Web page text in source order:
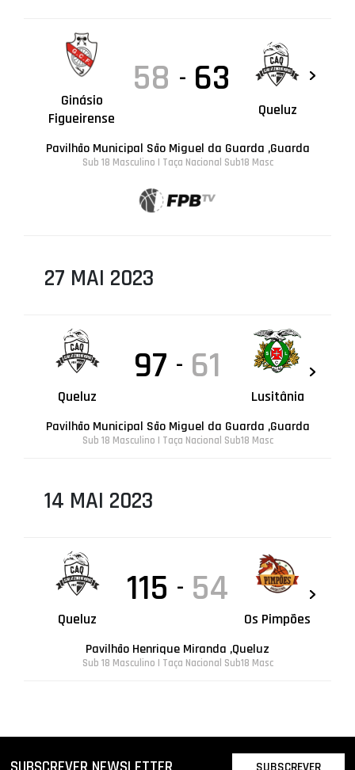
Ginásio
Figueirense
58 - 63
Queluz
Pavilhão Municipal São Miguel da Guarda ,Guarda
Sub 18 Masculino | Taça Nacional Sub18 Masc
27 MAI 2023
Queluz
97 - 61
Lusitânia
Pavilhão Municipal São Miguel da Guarda ,Guarda
Sub 18 Masculino | Taça Nacional Sub18 Masc
14 MAI 2023
Queluz
115 - 54
Os Pimpões
Pavilhão Henrique Miranda ,Queluz
Sub 18 Masculino | Taça Nacional Sub18 Masc